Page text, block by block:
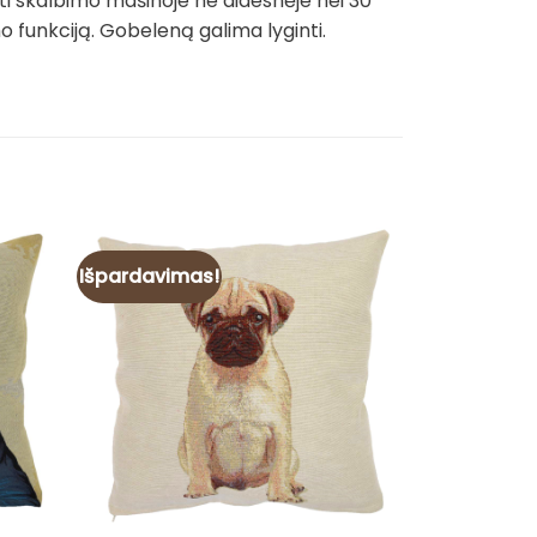
funkciją. Gobeleną galima lyginti.
Išpardavimas!